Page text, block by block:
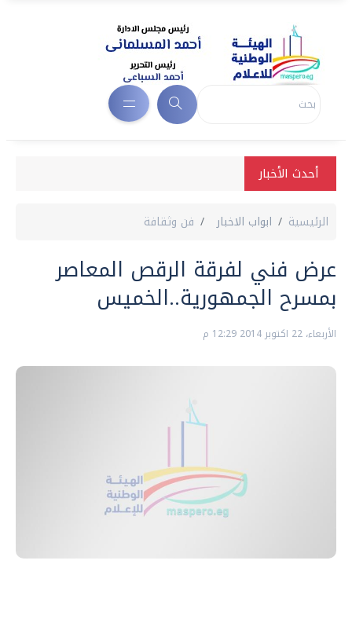
أحدث الأخبار
الرئيسية ابواب الاخبار فن وثقافة
عرض فني لفرقة الرقص المعاصر
بمسرح الجمهورية..الخميس
الأربعاء، 22 اكتوبر 2014 12:29 م